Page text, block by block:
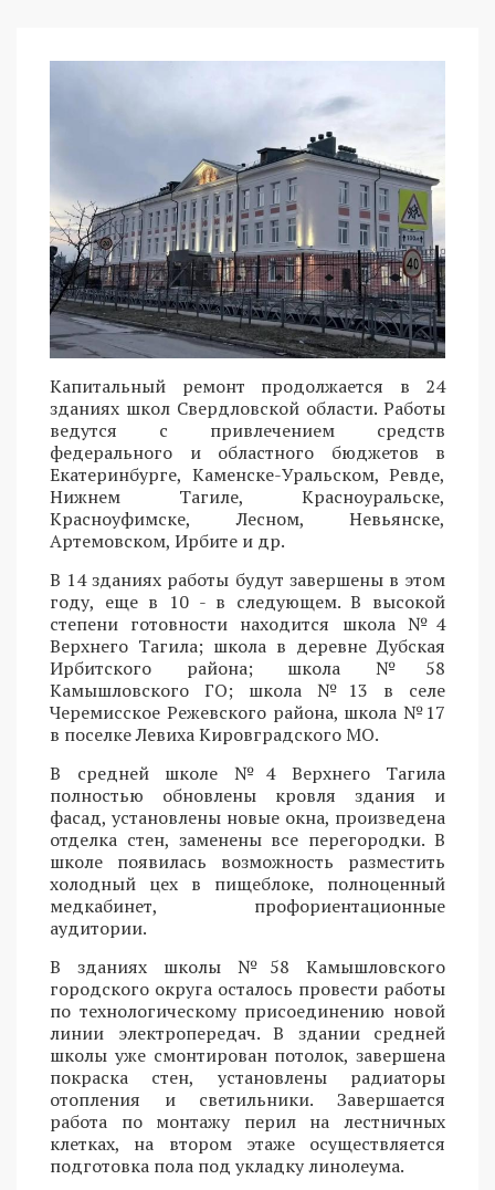
Капитальный ремонт продолжается в 24
зданиях школ Свердловской области. Работы
ведутся с привлечением средств
федерального и областного бюджетов в
Екатеринбурге, Каменске-Уральском, Ревде,
Нижнем Тагиле, Красноуральске,
Красноуфимске, Лесном, Невьянске,
Артемовском, Ирбите и др.
В 14 зданиях работы будут завершены в этом
году, еще в 10 - в следующем. В высокой
степени готовности находится школа №4
Верхнего Тагила; школа в деревне Дубская
Ирбитского района; школа №58
Камышловского ГО; школа №13 в селе
Черемисское Режевского района, школа №17
в поселке Левиха Кировградского МО.
В средней школе №4 Верхнего Тагила
полностью обновлены кровля здания и
фасад, установлены новые окна, произведена
отделка стен, заменены все перегородки. В
школе появилась возможность разместить
холодный цех в пищеблоке, полноценный
медкабинет, профориентационные
аудитории.
В зданиях школы №58 Камышловского
городского округа осталось провести работы
по технологическому присоединению новой
линии электропередач. В здании средней
школы уже смонтирован потолок, завершена
покраска стен, установлены радиаторы
отопления и светильники. Завершается
работа по монтажу перил на лестничных
клетках, на втором этаже осуществляется
подготовка пола под укладку линолеума.